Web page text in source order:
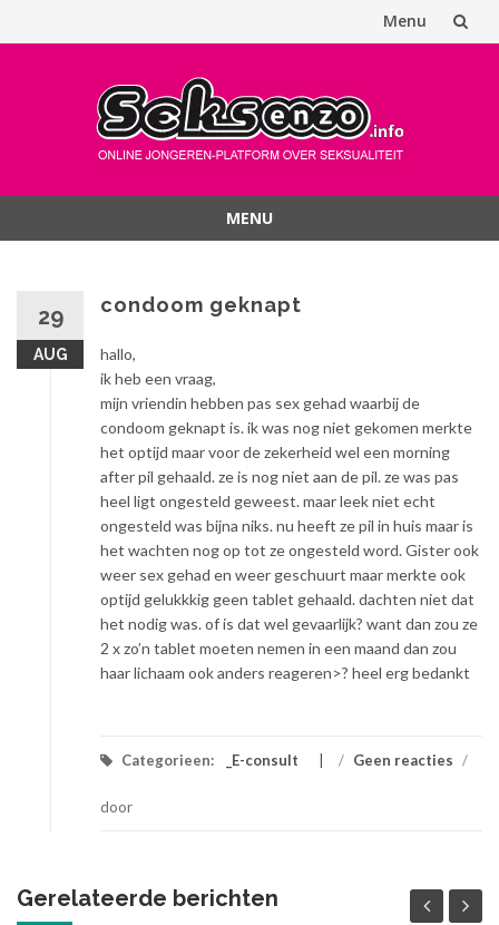
Menu
MENU
29
AUG
condoom geknapt
hallo,
ik heb een vraag,
mijn vriendin hebben pas sex gehad waarbij de
condoom geknapt is. ik was nog niet gekomen merkte
het optijd maar voor de zekerheid wel een morning
after pil gehaald. ze is nog niet aan de pil. ze was pas
heel ligt ongesteld geweest. maar leek niet echt
ongesteld was bijna niks. nu heeft ze pil in huis maar is
het wachten nog op tot ze ongesteld word. Gister ook
weer sex gehad en weer geschuurt maar merkte ook
optijd gelukkkig geen tablet gehaald. dachten niet dat
het nodig was. of is dat wel gevaarlijk? want dan zou ze
2 x zo’n tablet moeten nemen in een maand dan zou
haar lichaam ook anders reageren>? heel erg bedankt
Categorieen: _E-consult / Geen reacties /
door
Gerelateerde berichten